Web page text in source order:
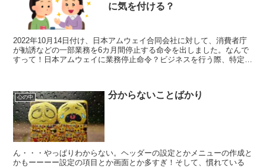
に気を付ける？
2022年10月14日付け、日本アムウェイ合同会社に対して、消費者庁
が勧誘などの一部業務を6カ月間停止する命令を出しました。なんで
すって！日本アムウェイに業務停止命令？ビジネスを行う際、特定商
心の中 分からないことばかり
ん・・・やっぱりわからない。ヘッダーの設定とかメニューの作成と
かもーーーー設定の項目とか画面とか多すぎ！そして、慣れている